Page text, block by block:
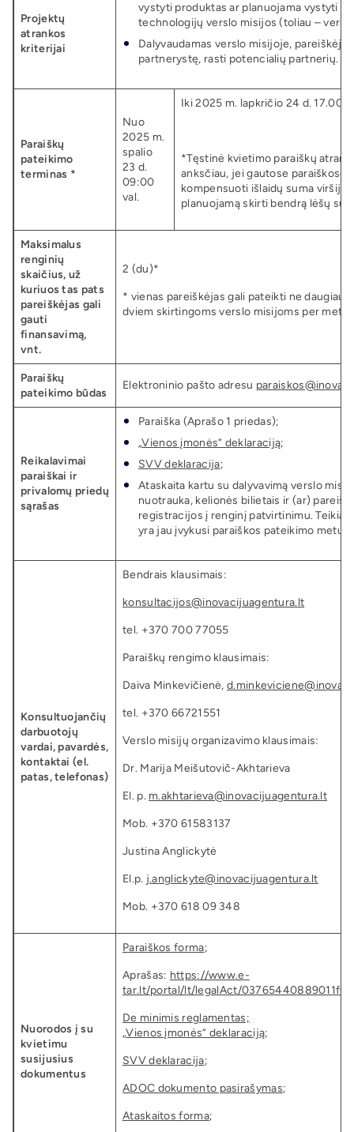
Projektų
atrankos
kriterijai
vystyti produktas ar planuojama vystyti
technologijų verslo misijos (toliau –
Dalyvaudamas verslo misijoje,
partnerystę, rasti potencialių partnerių.
Paraiškų
pateikimo
terminas *
Nuo
2025 m.
spalio
23 d.
09:00
val.
Iki 2025 m. lapkričio 24 d. 17.00
*Tęstinė kvietimo paraiškų
anksčiau, jei gautose paraiškose
kompensuoti išlaidų suma viršija
planuojamą skirti bendrą lėšų
Maksimalus
renginių
skaičius, už
kuriuos tas pats
pareiškėjas gali
gauti
finansavimą,
vnt.
2 (du)*
* vienas pareiškėjas gali pateikti ne daugiau
dviem skirtingoms verslo misijoms per metus
Paraiškų
pateikimo būdas
Elektroninio pašto adresu
Reikalavimai
paraiškai ir
privalomų priedų
sąrašas
Paraiška (Aprašo 1 priedas);
„Vienos įmonės“ deklaraciją;
SVV deklaracija;
Ataskaita kartu su dalyvavimą verslo
nuotrauka, kelionės bilietais ir (ar)
registracijos į renginį patvirtinimu.
yra jau įvykusi paraiškos pateikimo metu
Konsultuojančių
darbuotojų
vardai, pavardės,
kontaktai (el.
patas, telefonas)
Bendrais klausimais:
konsultacijos@inovacijuagentura.lt
tel. +370 700 77055
Paraiškų rengimo klausimais:
Daiva Minkevičienė,
tel. +370 66721551
Verslo misijų organizavimo klausimais:
Dr. Marija Meišutovič-Akhtarieva
El. p. m.akhtarieva@inovacijuagentura.lt
Mob. +370 61583137
Justina Anglickytė
El.p. j.anglickyte@inovacijuagentura.lt
Mob. +370 618 09 348
Nuorodos į su
kvietimu
susijusius
dokumentus
Paraiškos forma;
Aprašas: https://www.e-
tar.lt/portal/lt/legalAct/
De minimis reglamentas;
„Vienos įmonės“ deklaraciją;
SVV deklaracija;
ADOC dokumento pasirašymas;
Ataskaitos forma;